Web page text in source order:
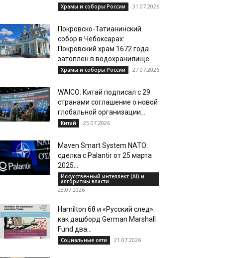
Храмы и соборы России 31.07.2026
Покровско-Татианинский
собор в Чебоксарах:
Покровский храм 1672 года
затоплен в водохранилище...
Храмы и соборы России 27.07.2026
WAICO: Китай подписал с 29
странами соглашение о новой
глобальной организации...
Китай 25.07.2026
Maven Smart System NATO:
сделка с Palantir от 25 марта
2025...
Искусственный интеллект (AI) и
алгоритмы власти
23.07.2026
Hamilton 68 и «Русский след»:
как дашборд German Marshall
Fund два...
Социальные сети 21.07.2026